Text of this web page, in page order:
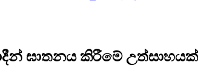
ඝාතනය කිරීමේ උත්සාහයක්